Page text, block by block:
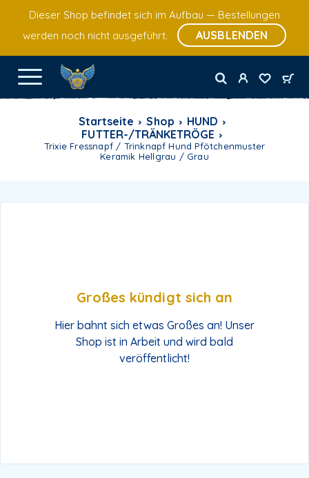
Dieser Shop befindet sich im Aufbau — Bestellungen
werden noch nicht ausgeführt.
AUSBLENDEN
Startseite Shop
HUND
FUTTER-/TRÄNKETRÖGE
Trixie Fressnapf / Trinknapf Hund Pfötchenmuster
Keramik Hellgrau / Grau
Großes kündigt sich an
Hier bahnt sich etwas Großes an! Unser
Shop ist in Arbeit und wird bald
veröffentlicht!